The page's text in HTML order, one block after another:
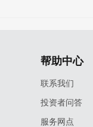
帮助中心
联系我们
投资者问答
服务网点